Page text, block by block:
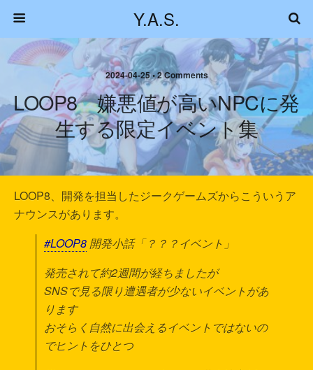
Y.A.S.
2024-04-25 • 2 Comments
LOOP8 嫌悪値が高いNPCに発
生する限定イベント集
LOOP8、開発を担当したジークゲームズからこういうア
ナウンスがあります。
#LOOP8 開発小話「？？？イベント」
発売されて約2週間が経ちましたが
SNSで見る限り遭遇者が少ないイベントがあ
ります
おそらく自然に出会えるイベントではないの
でヒントをひとつ